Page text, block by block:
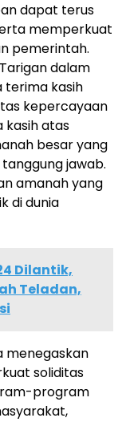
dapat terus
memperkuat
pemerintah.
dalam
terima kasih
kepercayaan
kasih atas
besar yang
jawab.
amanah yang
di dunia
Dilantik,
Teladan,
menegaskan
soliditas
program